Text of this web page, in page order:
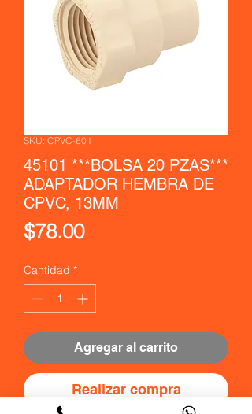
SKU: CPVC-601
45101 ***BOLSA 20 PZAS***
ADAPTADOR HEMBRA DE
CPVC, 13MM
$78.00Precio
Cantidad *
Agregar al carrito
Realizar compra